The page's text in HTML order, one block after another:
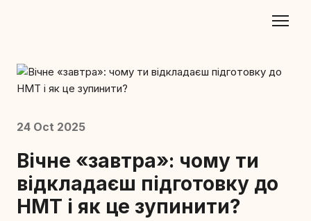
24 Oct 2025
Вічне «завтра»: чому ти
відкладаєш підготовку до
НМТ і як це зупинити?